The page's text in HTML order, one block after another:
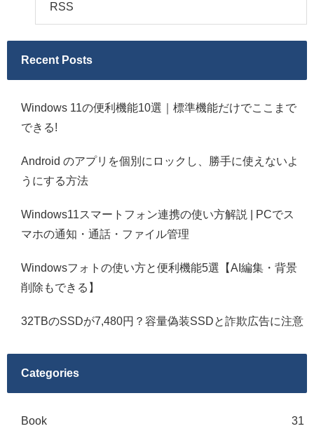
RSS
Recent Posts
Windows 11の便利機能10選｜標準機能だけでここまで
できる!
Android のアプリを個別にロックし、勝手に使えないよ
うにする方法
Windows11スマートフォン連携の使い方解説 | PCでス
マホの通知・通話・ファイル管理
Windowsフォトの使い方と便利機能5選【AI編集・背景
削除もできる】
32TBのSSDが7,480円？容量偽装SSDと詐欺広告に注意
Categories
Book 31